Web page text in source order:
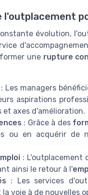
l'outplacement
évolution,
une rupture
: Les managers
aspirations
axes d'amélioration.
: Grâce à des
ou en acquérir de
: L'outplacement
ainsi le retour à l'
: Les services
voie à de nouvelles